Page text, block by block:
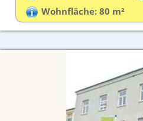
Wohnfläche: 80 m²